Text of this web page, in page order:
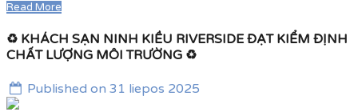
Read More
♻️ KHÁCH SẠN NINH KIỀU RIVERSIDE ĐẠT KIỂM ĐỊNH
CHẤT LƯỢNG MÔI TRƯỜNG ♻️
Published on 31 liepos 2025